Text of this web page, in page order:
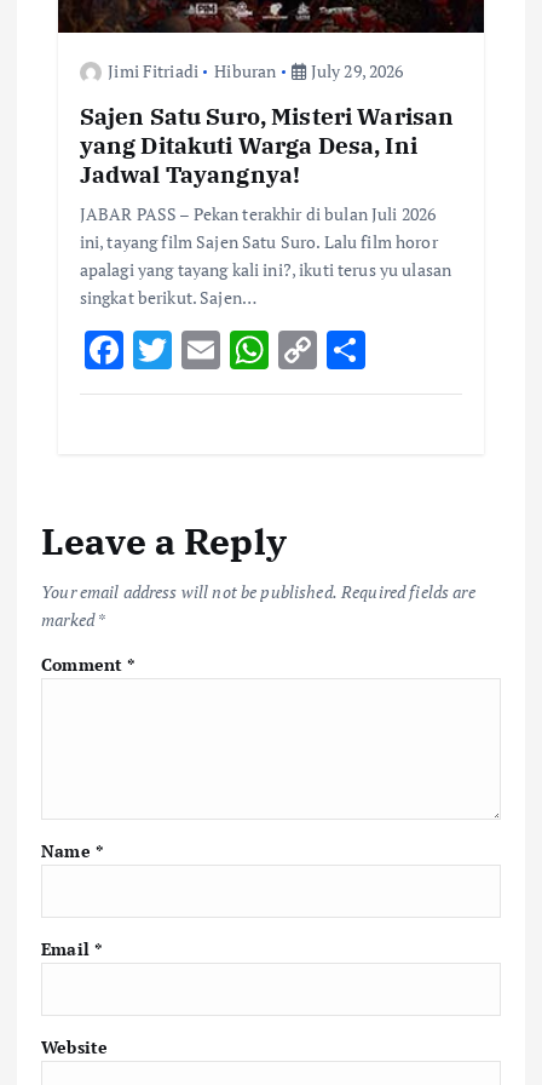
Jimi Fitriadi Hiburan July 29, 2026
Sajen Satu Suro, Misteri Warisan
yang Ditakuti Warga Desa, Ini
Jadwal Tayangnya!
JABAR PASS – Pekan terakhir di bulan Juli 2026
ini, tayang film Sajen Satu Suro. Lalu film horor
apalagi yang tayang kali ini?, ikuti terus yu ulasan
singkat berikut. Sajen…
F
ac
o
k
T
w
E
m
W
h
p
p
C
o
k
S
h
Leave a Reply
Your email address will not be published. Required fields are
marked*
Comment*
Name *
Email *
Website